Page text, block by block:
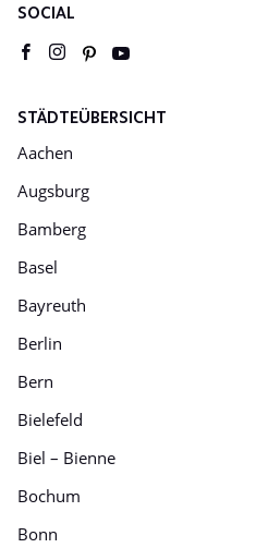
SOCIAL
facebookinstagram
pinterest
STÄDTEÜBERSICHT
Aachen
Augsburg
Bamberg
Basel
Bayreuth
Berlin
Bern
Bielefeld
Biel – Bienne
Bochum
Bonn